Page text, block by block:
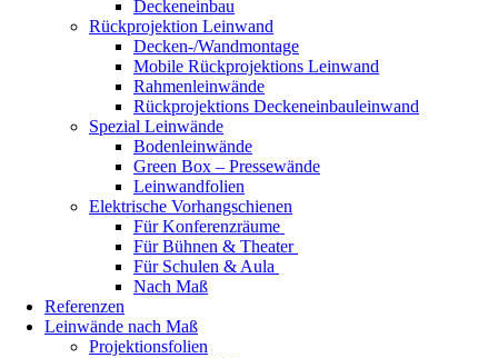
Deckeneinbau
Rückprojektion Leinwand
Decken-/Wandmontage
Mobile Rückprojektions Leinwand
Rahmenleinwände
Rückprojektions Deckeneinbauleinwand
Spezial Leinwände
Bodenleinwände
Green Box – Pressewände
Leinwandfolien
Elektrische Vorhangschienen
Für Konferenzräume
Für Bühnen & Theater
Für Schulen & Aula
Nach Maß
Referenzen
Leinwände nach Maß
Projektionsfolien